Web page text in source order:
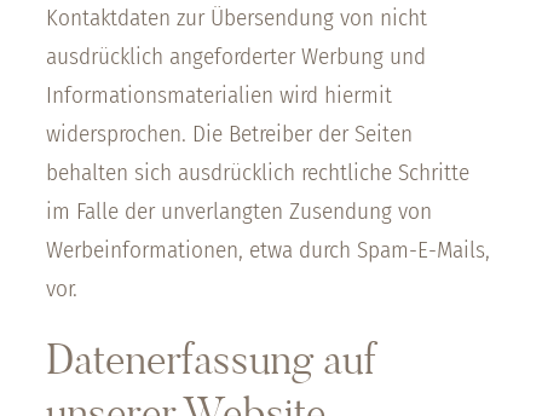
Kontaktdaten zur Übersendung von nicht
ausdrücklich angeforderter Werbung und
Informationsmaterialien wird hiermit
widersprochen. Die Betreiber der Seiten
behalten sich ausdrücklich rechtliche Schritte
im Falle der unverlangten Zusendung von
Werbeinformationen, etwa durch Spam-E-Mails,
vor.
Datenerfassung auf